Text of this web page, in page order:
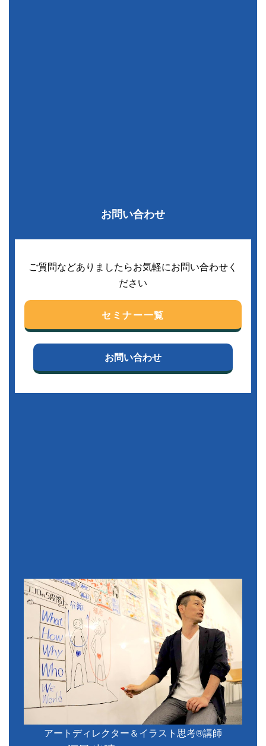
お問い合わせ
ご質問などありましたらお気軽にお問い合わせく
ださい
セミナー一覧
お問い合わせ
アートディレクター＆イラスト思考®講師